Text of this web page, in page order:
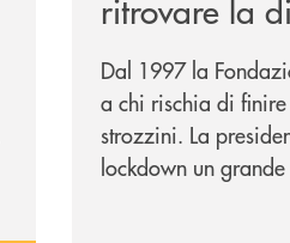
ritrovare la
Dal 1997 la
a chi rischia di
strozzini. La
lockdown un